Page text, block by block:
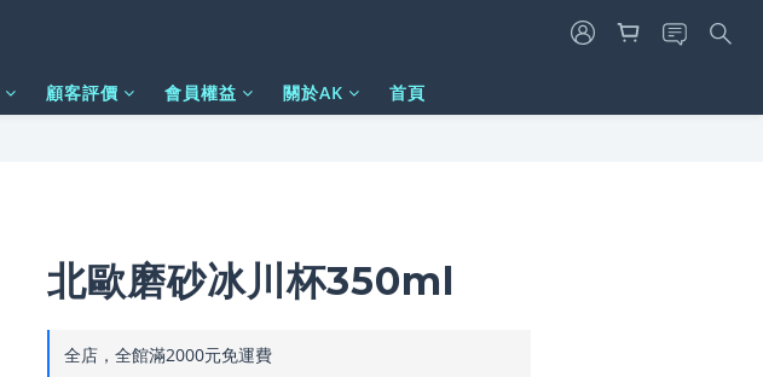
顧客評價 會員權益 關於AK 首頁
北歐磨砂冰川杯350ml
全店，全館滿2000元免運費